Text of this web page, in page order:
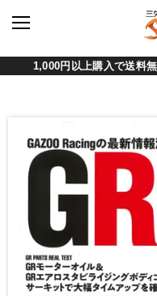
1,000円以上購入で送料